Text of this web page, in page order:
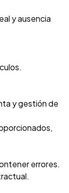
y ausencia
y gestión de
errores.